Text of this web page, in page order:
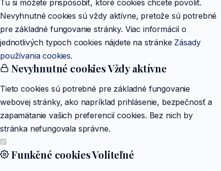
Tu si môžete prispôsobiť, ktoré cookies chcete povoliť.
Nevyhnutné cookies sú vždy aktívne, pretože sú potrebné
pre základné fungovanie stránky. Viac informácií o
jednotlivých typoch cookies nájdete na stránke Zásady
používania cookies.
Nevyhnutné cookiesVždy aktívne
Tieto cookies sú potrebné pre základné fungovanie
webovej stránky, ako napríklad prihlásenie, bezpečnosť a
zapamätanie vašich preferencií cookies. Bez nich by
stránka nefungovala správne.
Funkčné cookiesVoliteľné